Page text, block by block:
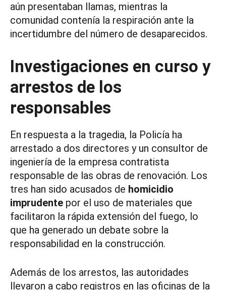
aún presentaban llamas, mientras la
comunidad contenía la respiración ante la
incertidumbre del número de desaparecidos.
Investigaciones en curso y
arrestos de los
responsables
En respuesta a la tragedia, la Policía ha
arrestado a dos directores y un consultor de
ingeniería de la empresa contratista
responsable de las obras de renovación. Los
tres han sido acusados de homicidio
imprudente por el uso de materiales que
facilitaron la rápida extensión del fuego, lo
que ha generado un debate sobre la
responsabilidad en la construcción.
Además de los arrestos, las autoridades
llevaron a cabo registros en las oficinas de la